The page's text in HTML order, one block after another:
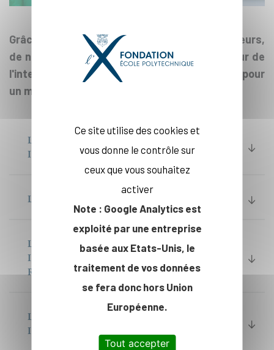
Grâce à la générosité de plus de 3 000 donateurs,
de nombreux projets ont été réalisés en faveur de
l'internationalisation de l'École polytechnique, pour
un montant global de 8,6 millions d'euros.
LES BOURSES AUX ÉLÈVES
INTERNATIONAUX (7,1 M€)
LES AIDES À LA 4ÈME ANNÉE (700 000 €)
LES BOURSES POUR LES ÉTUDIANTS
INTERNATIONAUX EN STAGE DE
RECHERCHE (420 000 €)
LES BOURSES D’EXCELLENCE
INTERNATIONALE (200 000 €)
Ce site utilise des cookies et
vous donne le contrôle sur
ceux que vous souhaitez
activer
Note : Google Analytics est
exploité par une entreprise
basée aux Etats-Unis, le
traitement de vos données
se fera donc hors Union
Européenne.
Tout accepter